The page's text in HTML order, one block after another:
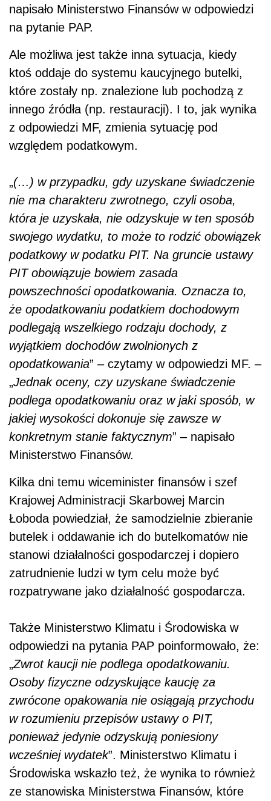
napisało Ministerstwo Finansów w odpowiedzi
na pytanie PAP.
Ale możliwa jest także inna sytuacja, kiedy
ktoś oddaje do systemu kaucyjnego butelki,
które zostały np. znalezione lub pochodzą z
innego źródła (np. restauracji). I to, jak wynika
z odpowiedzi MF, zmienia sytuację pod
względem podatkowym.
„(…) w przypadku, gdy uzyskane świadczenie
nie ma charakteru zwrotnego, czyli osoba,
która je uzyskała, nie odzyskuje w ten sposób
swojego wydatku, to może to rodzić obowiązek
podatkowy w podatku PIT. Na gruncie ustawy
PIT obowiązuje bowiem zasada
powszechności opodatkowania. Oznacza to,
że opodatkowaniu podatkiem dochodowym
podlegają wszelkiego rodzaju dochody, z
wyjątkiem dochodów zwolnionych z
opodatkowania” – czytamy w odpowiedzi MF. –
„Jednak oceny, czy uzyskane świadczenie
podlega opodatkowaniu oraz w jaki sposób, w
jakiej wysokości dokonuje się zawsze w
konkretnym stanie faktycznym” – napisało
Ministerstwo Finansów.
Kilka dni temu wiceminister finansów i szef
Krajowej Administracji Skarbowej Marcin
Łoboda powiedział, że samodzielnie zbieranie
butelek i oddawanie ich do butelkomatów nie
stanowi działalności gospodarczej i dopiero
zatrudnienie ludzi w tym celu może być
rozpatrywane jako działalność gospodarcza.
Także Ministerstwo Klimatu i Środowiska w
odpowiedzi na pytania PAP poinformowało, że:
„Zwrot kaucji nie podlega opodatkowaniu.
Osoby fizyczne odzyskujące kaucję za
zwrócone opakowania nie osiągają przychodu
w rozumieniu przepisów ustawy o PIT,
ponieważ jedynie odzyskują poniesiony
wcześniej wydatek”. Ministerstwo Klimatu i
Środowiska wskazło też, że wynika to również
ze stanowiska Ministerstwa Finansów, które